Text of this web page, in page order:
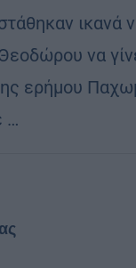
ικανά
να
ερήμου
…